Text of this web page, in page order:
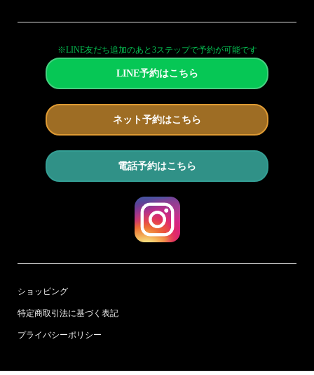
※LINE友だち追加のあと3ステップで予約が可能です
LINE予約はこちら
ネット予約はこちら
電話予約はこちら
ショッピング
特定商取引法に基づく表記
プライバシーポリシー